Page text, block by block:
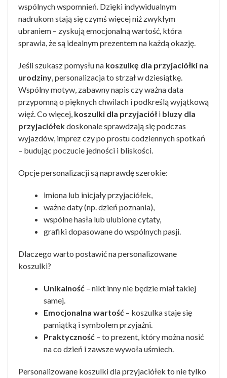
wspólnych wspomnień. Dzięki indywidualnym
nadrukom stają się czymś więcej niż zwykłym
ubraniem – zyskują emocjonalną wartość, która
sprawia, że są idealnym prezentem na każdą okazję.
Jeśli szukasz pomysłu na koszulkę dla przyjaciółki na
urodziny, personalizacja to strzał w dziesiątkę.
Wspólny motyw, zabawny napis czy ważna data
przypomną o pięknych chwilach i podkreślą wyjątkową
więź. Co więcej, koszulki dla przyjaciół i bluzy dla
przyjaciółekdoskonale sprawdzają się podczas
wyjazdów, imprez czy po prostu codziennych spotkań
– budując poczucie jedności i bliskości.
Opcje personalizacji są naprawdę szerokie:
imiona lub inicjały przyjaciółek,
ważne daty (np. dzień poznania),
wspólne hasła lub ulubione cytaty,
grafiki dopasowane do wspólnych pasji.
Dlaczego warto postawić na personalizowane
koszulki?
Unikalność – nikt inny nie będzie miał takiej
samej.
Emocjonalna wartość – koszulka staje się
pamiątką i symbolem przyjaźni.
Praktyczność – to prezent, który można nosić
na co dzień i zawsze wywoła uśmiech.
Personalizowane koszulki dla przyjaciółek to nie tylko